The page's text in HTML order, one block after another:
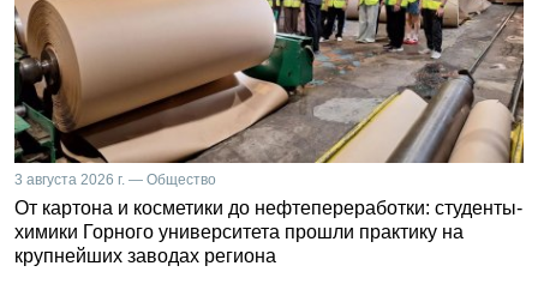
3 августа 2026 г. — Общество
От картона и косметики до нефтепереработки: студенты-
химики Горного университета прошли практику на
крупнейших заводах региона